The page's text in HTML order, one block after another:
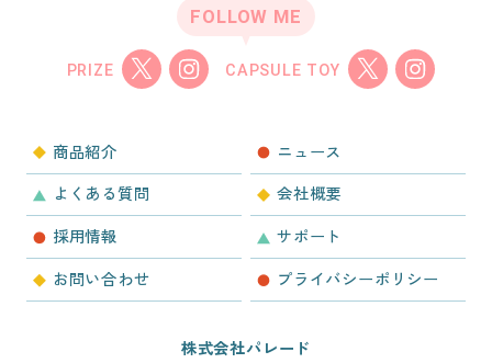
FOLLOW ME
PRIZE CAPSULE TOY
商品紹介 ニュース
よくある質問 会社概要
採用情報 サポート
お問い合わせ プライバシーポリシー
株式会社パレード